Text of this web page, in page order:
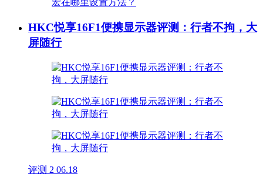
HKC悦享16F1便携显示器评测：行者不拘，大
屏随行
评测 2 06.18